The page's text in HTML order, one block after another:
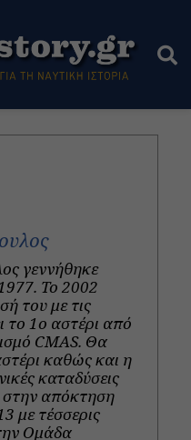
γεννήθηκε
To 2002
του με τις
το 1ο αστέρι από
CMAS. Θα
καθώς και η
καταδύσεις
απόκτηση
με τέσσερις
Ομάδα